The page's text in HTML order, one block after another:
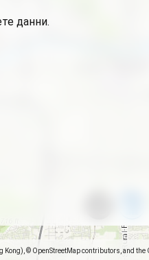
Kong), © OpenStreetMap contributors, and
данни.